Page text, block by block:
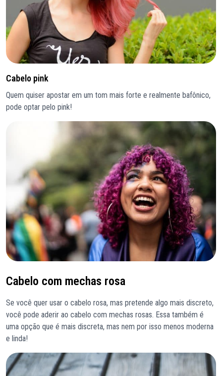
Cabelo pink
Quem quiser apostar em um tom mais forte e realmente bafônico,
pode optar pelo pink!
Cabelo com mechas rosa
Se você quer usar o cabelo rosa, mas pretende algo mais discreto,
você pode aderir ao cabelo com mechas rosas. Essa também é
uma opção que é mais discreta, mas nem por isso menos moderna
e linda!